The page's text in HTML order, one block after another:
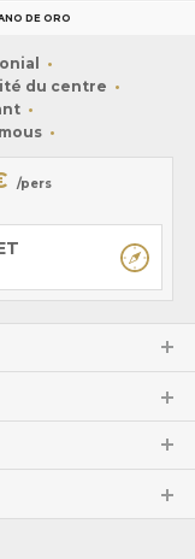
DE ORO
du centre
/pers